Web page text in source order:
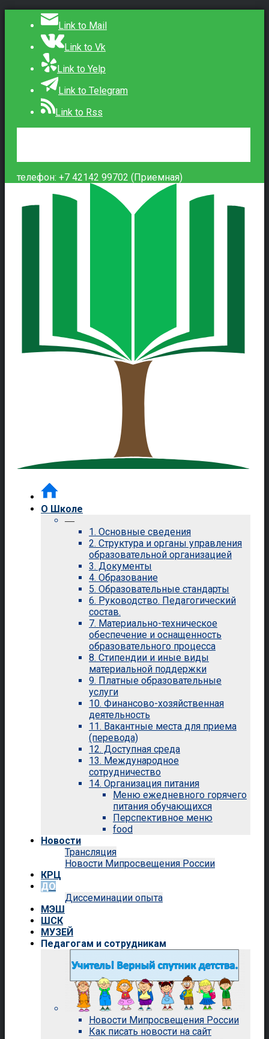
Link to Mail
Link to Vk
Link to Yelp
Link to Telegram
Link to Rss
телефон: +7 42142 99702 (Приемная)
О Школе
—
1. Основные сведения
2. Структура и органы управления
образовательной организацией
3. Документы
4. Образование
5. Образовательные стандарты
6. Руководство. Педагогический
состав.
7. Материально-техническое
обеспечение и оснащенность
образовательного процесса
8. Стипендии и иные виды
материальной поддержки
9. Платные образовательные
услуги
10. Финансово-хозяйственная
деятельность
11. Вакантные места для приема
(перевода)
12. Доступная среда
13. Международное
сотрудничество
14. Организация питания
Меню ежедневного горячего
питания обучающихся
Перспективное меню
food
Новости
Трансляция
Новости Мипросвещения России
КРЦ
ДО
Диссеминации опыта
МЭШ
ШСК
МУЗЕЙ
Педагогам и сотрудникам
Новости Мипросвещения России
Как писать новости на сайт